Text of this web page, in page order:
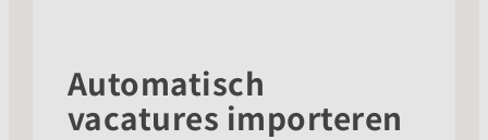
Automatisch
vacatures importeren